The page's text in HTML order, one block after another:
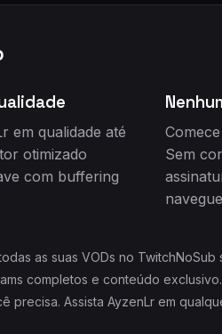
em qualidade até
otimizado
com buffering
Sem
as suas VODs no TwitchNoSub
completos e conteúdo
Assista AyzenLr em